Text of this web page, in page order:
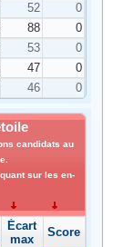
52
0
88
0
53
0
47
0
46 0
candidats au
sur les en-
Écart
max
Score